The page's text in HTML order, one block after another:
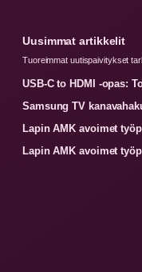
Uusimmat artikkelit
Tuoreimmat uutispaivitykset
USB-C to HDMI -opas:
Samsung TV
Lapin AMK avoimet
Lapin AMK avoimet